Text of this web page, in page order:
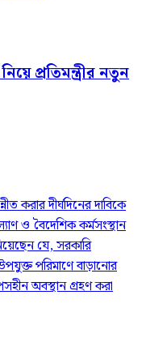
প্রতিমন্ত্রীর নতুন
করার দীর্ঘদিনের দাবিকে
ও বৈদেশিক কর্মসংস্থান
যে, সরকারি
পরিমাণে বাড়ানোর
অবস্থান গ্রহণ করা